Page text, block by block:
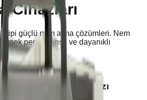
Cihazları
tipi güçlü nem alma çözümleri. Nem
performanslı ve dayanıklı
Tipi Nem Alma Cihazı